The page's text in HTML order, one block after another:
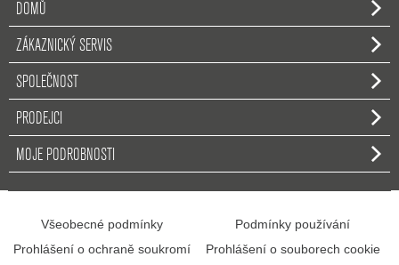
DOMŮ
ZÁKAZNICKÝ SERVIS
SPOLEČNOST
PRODEJCI
MOJE PODROBNOSTI
Všeobecné podmínky
Podmínky používání
Prohlášení o ochraně soukromí
Prohlášení o souborech cookie